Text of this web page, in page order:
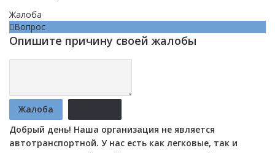
Жалоба
Вопрос
Опишите причину своей жалобы
Жалоба
Добрый день! Наша организация не является
автотранспортной. У нас есть как легковые, так и